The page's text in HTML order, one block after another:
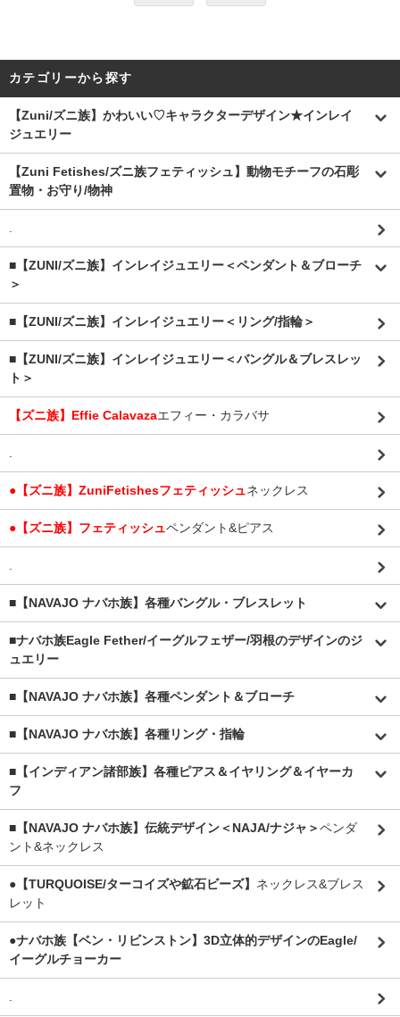
カテゴリーから探す
【Zuni/ズニ族】かわいい♡キャラクターデザイン★インレイ
ジュエリー
【Zuni Fetishes/ズニ族フェティッシュ】動物モチーフの石彫
置物・お守り/物神
■【ZUNI/ズニ族】インレイジュエリー＜ペンダント＆ブローチ
＞
■【ZUNI/ズニ族】インレイジュエリー＜リング/指輪＞
■【ZUNI/ズニ族】インレイジュエリー＜バングル＆ブレスレッ
ト＞
【ズニ族】Effie Calavazaエフィー・カラバサ
●【ズニ族】ZuniFetishesフェティッシュネックレス
●【ズニ族】フェティッシュペンダント&ピアス
■【NAVAJO ナバホ族】各種バングル・ブレスレット
■ナバホ族Eagle Fether/イーグルフェザー/羽根のデザインのジ
ュエリー
■【NAVAJO ナバホ族】各種ペンダント＆ブローチ
■【NAVAJO ナバホ族】各種リング・指輪
■【インディアン諸部族】各種ピアス＆イヤリング＆イヤーカ
フ
■【NAVAJO ナバホ族】伝統デザイン＜NAJA/ナジャ＞ペンダ
ント&ネックレス
●【TURQUOISE/ターコイズや鉱石ビーズ】 ネックレス&ブレス
レット
●ナバホ族【ベン・リビンストン】3D立体的デザインのEagle/
イーグルチョーカー